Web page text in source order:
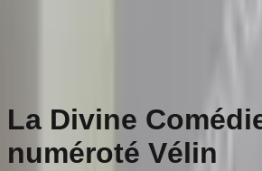
La Divine
numéroté Vélin